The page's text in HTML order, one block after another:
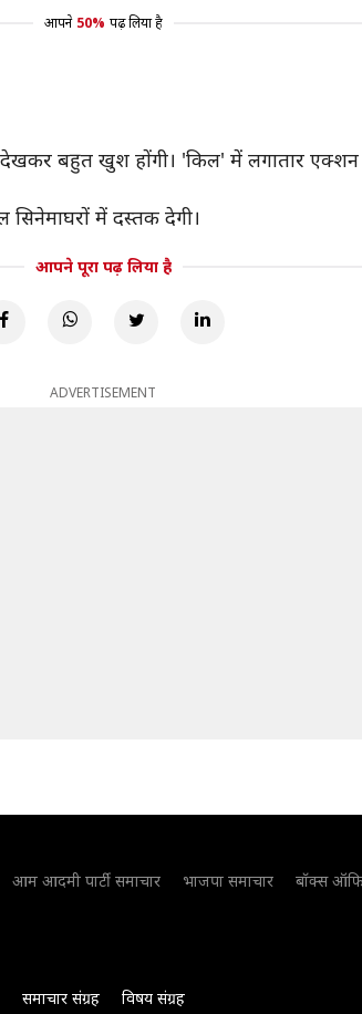
आपने 50% पढ़ लिया है
बहुत खुश होंगी। 'किल' में लगातार
में दस्तक देगी।
आपने पूरा पढ़ लिया है
ADVERTISEMENT
आम आदमी पार्टी समाचार भाजपा समाचार बॉक्स
समाचार संग्रह विषय संग्रह